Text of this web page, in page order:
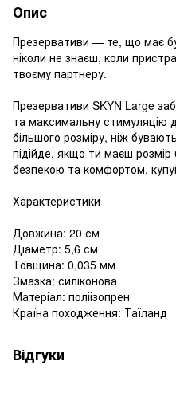
Опис
Презервативи — те, що має
ніколи не знаєш, коли
твоєму партнеру.
Презервативи SKYN Large
та максимальну стимуляцію
більшого розміру, ніж
підійде, якщо ти маєш
безпекою та комфортом,
Характеристики
Довжина: 20 см
Діаметр: 5,6 см
Товщина: 0,035 мм
Змазка: силіконова
Матеріал: поліізопрен
Країна походження: Таїланд
Відгуки